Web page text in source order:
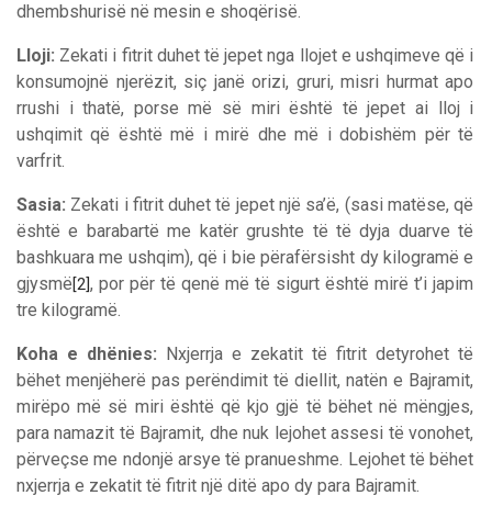
dhembshurisë në mesin e shoqërisë.
Lloji: Zekati i fitrit duhet të jepet nga llojet e ushqimeve që i
konsumojnë njerëzit, siç janë orizi, gruri, misri hurmat apo
rrushi i thatë, porse më së miri është të jepet ai lloj i
ushqimit që është më i mirë dhe më i dobishëm për të
varfrit.
Sasia: Zekati i fitrit duhet të jepet një sa’ë, (sasi matëse, që
është e barabartë me katër grushte të të dyja duarve të
bashkuara me ushqim), që i bie përafërsisht dy kilogramë e
gjysmë[2] , por për të qenë më të sigurt është mirë t’i japim
tre kilogramë.
Koha e dhënies: Nxjerrja e zekatit të fitrit detyrohet të
bëhet menjëherë pas perëndimit të diellit, natën e Bajramit,
mirëpo më së miri është që kjo gjë të bëhet në mëngjes,
para namazit të Bajramit, dhe nuk lejohet assesi të vonohet,
përveçse me ndonjë arsye të pranueshme. Lejohet të bëhet
nxjerrja e zekatit të fitrit një ditë apo dy para Bajramit.